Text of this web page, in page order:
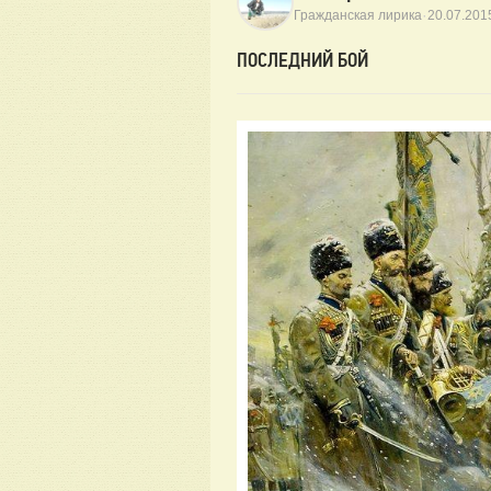
Гражданская лирика·
ПОСЛЕДНИЙ БОЙ